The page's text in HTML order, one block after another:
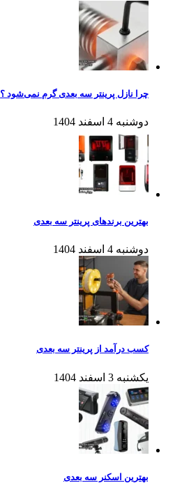
چرا نازل پرینتر سه بعدی گرم نمی‌شود ؟
دوشنبه 4 اسفند 1404
بهترین برندهای پرینتر سه بعدی
دوشنبه 4 اسفند 1404
کسب درآمد از پرینتر سه بعدی
یکشنبه 3 اسفند 1404
بهترین اسکنر سه بعدی